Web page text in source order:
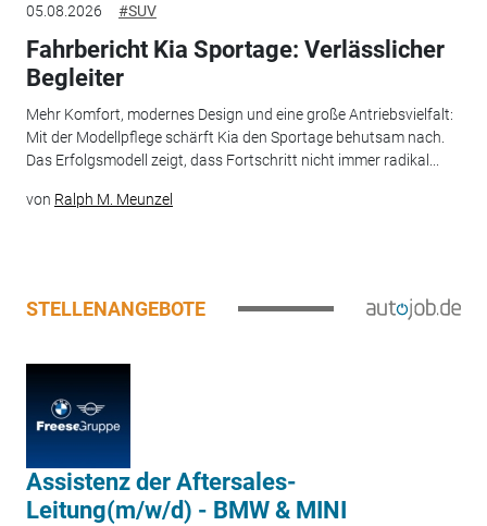
05.08.2026 #SUV
Fahrbericht Kia Sportage: Verlässlicher
Begleiter
Mehr Komfort, modernes Design und eine große Antriebsvielfalt:
Mit der Modellpflege schärft Kia den Sportage behutsam nach.
Das Erfolgsmodell zeigt, dass Fortschritt nicht immer radikal...
von Ralph M. Meunzel
STELLENANGEBOTE
Assistenz der Aftersales-
Leitung(m/w/d) - BMW & MINI